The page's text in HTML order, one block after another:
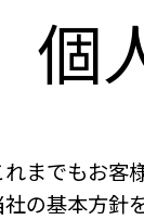
個
までもお
の基本方針